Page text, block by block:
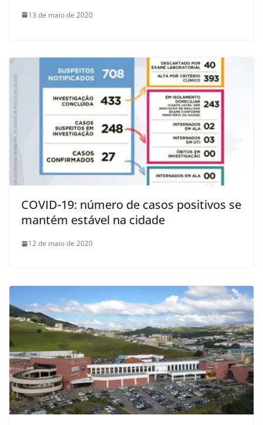
13 de maio de 2020
COVID-19: número de casos positivos se
mantém estável na cidade
12 de maio de 2020